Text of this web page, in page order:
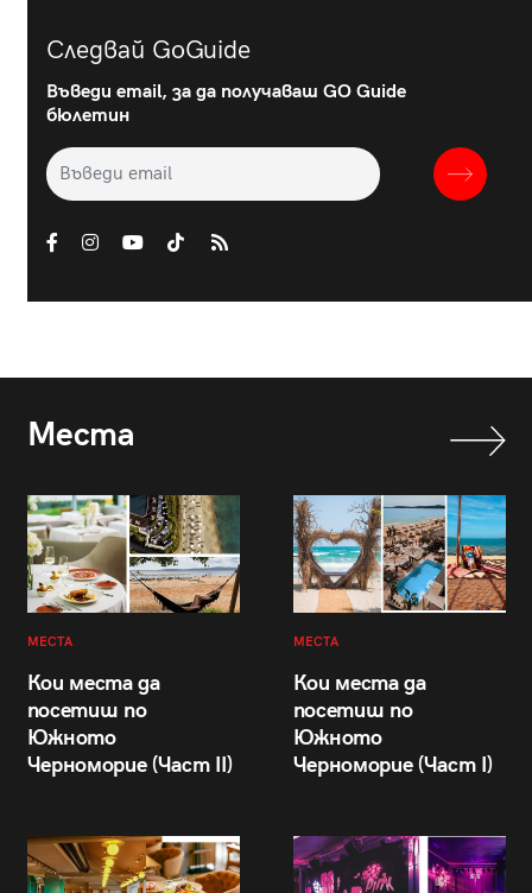
Следвай GoGuide
Въведи email, за да получаваш GO Guide
бюлетин
Места
МЕСТА
Кои места да
посетиш по
Южното
Черноморие (Част II)
МЕСТА
Кои места да
посетиш по
Южното
Черноморие (Част I)